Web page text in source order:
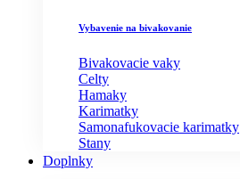
Vybavenie na bivakovanie
Bivakovacie vaky
Celty
Hamaky
Karimatky
Samonafukovacie karimatky
Stany
Doplnky